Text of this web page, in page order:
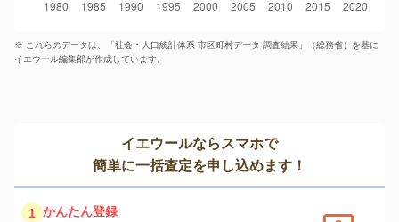
※ これらのデータは、「社会・人口統計体系 市区町村データ 調査結果」（総務省）を基に
イエウール編集部が作成しています。
イエウールならスマホで
簡単に一括査定を申し込めます！
1 かんたん登録